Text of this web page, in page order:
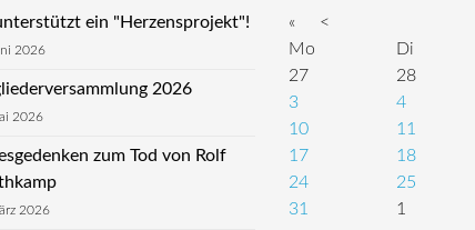
ein "Herzensprojekt"!
2026
2026
2026
zum Tod von Rolf
2026
« <
Mo
Di
27
28
3
4
10
11
17
18
24
25
31
1